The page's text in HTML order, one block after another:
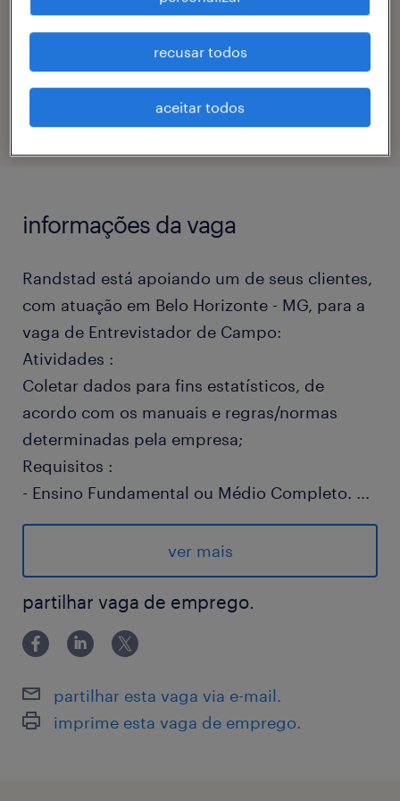
nathalia goncalves bezerra
eTalent_JP-176540
informações da vaga
Randstad está apoiando um de seus clientes,
com atuação em Belo Horizonte - MG, para a
vaga de Entrevistador de Campo:
Atividades :
Coletar dados para fins estatísticos, de
acordo com os manuais e regras/normas
determinadas pela empresa;
Requisitos :
- Ensino Fundamental ou Médio Completo. ...
- Ter facilidade de comunicação e para
manusear equipamentos eletrônicos (tablets,
celulares, etc)
- Será um diferencial ter conhecimentos de
diferentes metodologias de pesquisas e
trabalhos com vendas ou outros trabalhos
Salário Fixo + comissão caso bater meta (R$
300,00 À R$ 500,00) podendo chegar a um
ver mais
partilhar vaga de emprego.
partilhar esta vaga via e-mail.
imprime esta vaga de emprego.
recusar todos
aceitar todos